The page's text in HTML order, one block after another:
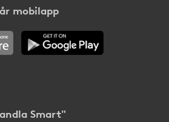
mobilapp
Smart"